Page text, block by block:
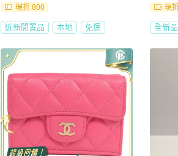
現折 800
近新閒置品 本地 免運
現
全新品